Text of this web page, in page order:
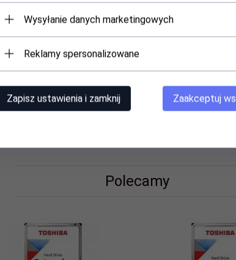
Polecamy
Wysyłanie danych marketingowych
Reklamy spersonalizowane
Zapisz ustawienia i zamknij Zaakceptuj